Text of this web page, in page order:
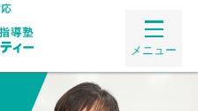
メニュー